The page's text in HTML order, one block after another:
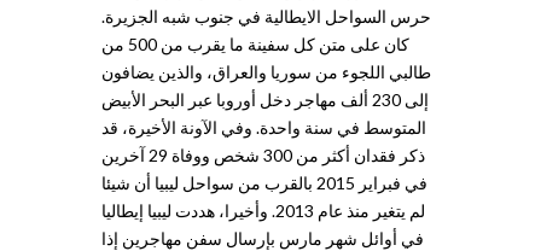
حرس السواحل الايطالية في جنوب شبه الجزيرة.
كان على متن كل سفينة ما يقرب من 500 من
طالبي اللجوء من سوريا والعراق، والذين يضافون
إلى 230 ألف مهاجر دخل أوروبا عبر البحر الأبيض
المتوسط في سنة واحدة. وفي الآونة الأخيرة، قد
ذكر فقدان أكثر من 300 شخص ووفاة 29 آخرين
في فبراير 2015 بالقرب من سواحل ليبيا أن شيئا
لم يتغير منذ عام 2013. وأخيرا، هددت ليبيا إيطاليا
في أوائل شهر مارس بإرسال سفن مهاجرين إذا